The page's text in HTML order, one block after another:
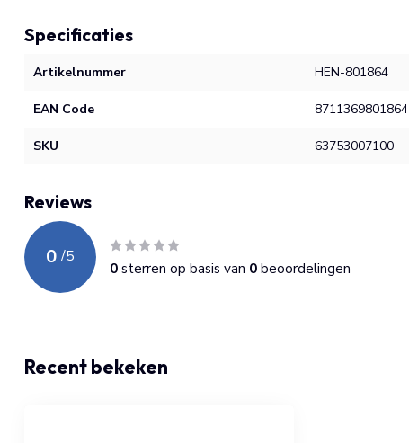
Specificaties
Artikelnummer HEN-801864
EAN Code 8711369801864
SKU 63753007100
Reviews
0 /5
0sterren op basis van 0beoordelingen
Recent bekeken